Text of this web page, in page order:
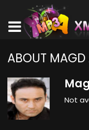
ABOUT MAGD
Not